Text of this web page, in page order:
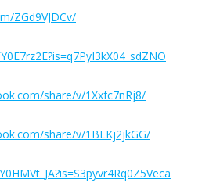
ZGd9VJDCv/
share/v/1Xxfc7nRj8/
share/v/1BLKj2jkGG/